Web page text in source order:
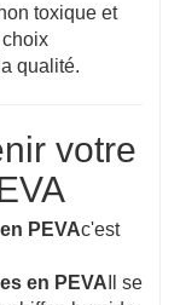
toxique et
qualité.
votre
PEVAc'est
en PEVA Il se